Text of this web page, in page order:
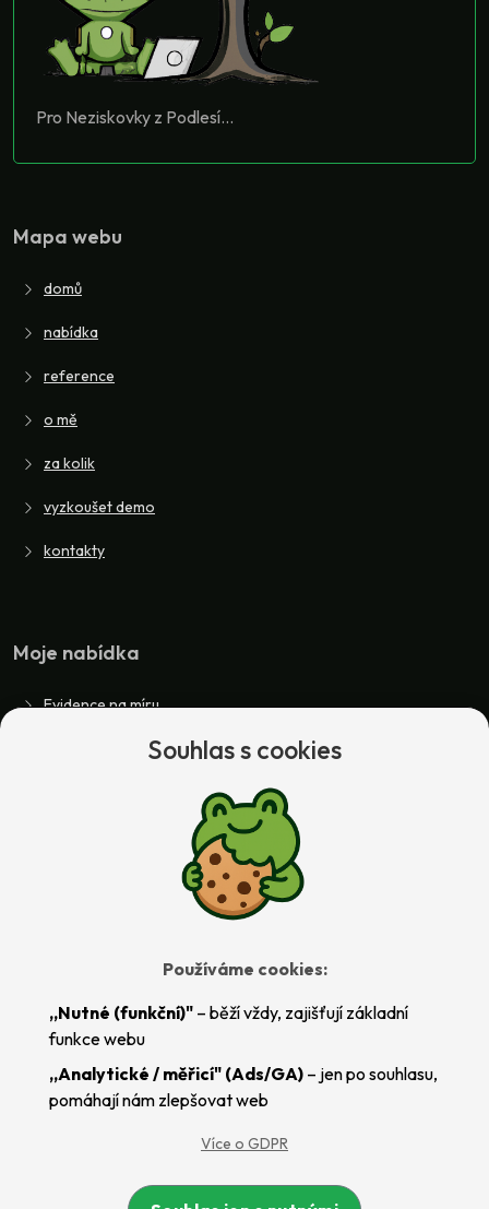
Pro Neziskovky z Podlesí...
Mapa webu
domů
nabídka
reference
o mě
za kolik
vyzkoušet demo
kontakty
Moje nabídka
Evidence na míru
Evidence sociálních služeb
Bezpečná online poradna a chat
Evidence - uživatelský manuál
Další služby
Správa Linux serverů
Souhlas s cookies
Používáme cookies:
„Nutné (funkční)" – běží vždy, zajišťují základní
funkce webu
„Analytické / měřicí" (Ads/GA) – jen po souhlasu,
pomáhají nám zlepšovat web
Více o GDPR